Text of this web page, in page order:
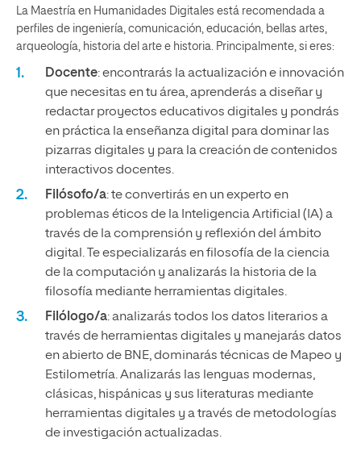
La Maestría en Humanidades Digitales está recomendada a
perfiles de ingeniería, comunicación, educación, bellas artes,
arqueología, historia del arte e historia. Principalmente, si eres:
Docente: encontrarás la actualización e innovación
que necesitas en tu área, aprenderás a diseñar y
redactar proyectos educativos digitales y pondrás
en práctica la enseñanza digital para dominar las
pizarras digitales y para la creación de contenidos
interactivos docentes.
Filósofo/a: te convertirás en un experto en
problemas éticos de la Inteligencia Artificial (IA) a
través de la comprensión y reflexión del ámbito
digital. Te especializarás en filosofía de la ciencia
de la computación y analizarás la historia de la
filosofía mediante herramientas digitales.
Filólogo/a: analizarás todos los datos literarios a
través de herramientas digitales y manejarás datos
en abierto de BNE, dominarás técnicas de Mapeo y
Estilometría. Analizarás las lenguas modernas,
clásicas, hispánicas y sus literaturas mediante
herramientas digitales y a través de metodologías
de investigación actualizadas.